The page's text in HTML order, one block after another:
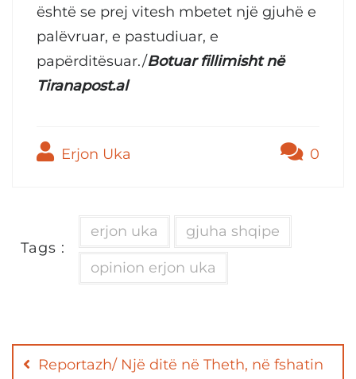
është se prej vitesh mbetet një gjuhë e
palëvruar, e pastudiuar, e
papërditësuar./Botuar fillimisht në
Tiranapost.al
Erjon Uka 0
Tags :
erjon uka gjuha shqipe
opinion erjon uka
navigation
Reportazh/ Një ditë në Theth, në fshatin